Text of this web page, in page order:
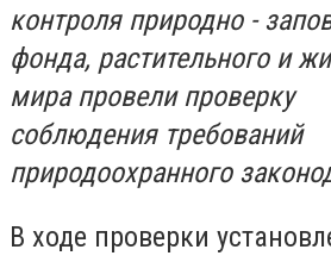
контроля природно -
фонда, растительного и
мира провели проверку
соблюдения требований
природоохранного
В ходе проверки